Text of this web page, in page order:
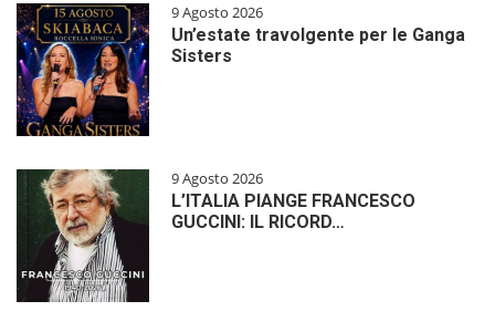
9 Agosto 2026
Un’estate travolgente per le Ganga
Sisters
9 Agosto 2026
L’ITALIA PIANGE FRANCESCO
GUCCINI: IL RICORD…